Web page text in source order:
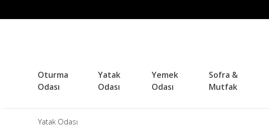
Oturma
Odası
Yatak
Odası
Yemek
Odası
Sofra &
Mutfak
Yatak Odası